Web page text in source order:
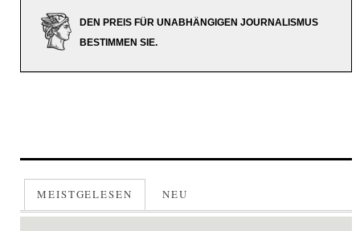
DEN PREIS FÜR UNABHÄNGIGEN JOURNALISMUS
BESTIMMEN SIE.
MEISTGELESEN NEU